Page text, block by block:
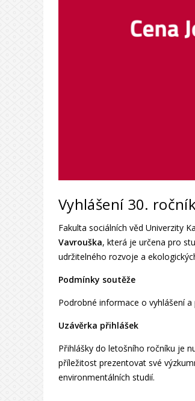
Vyhlášení 30.
Fakulta sociálních věd Univerzity
Vavrouška, která je určena pro
udržitelného rozvoje a
Podmínky soutěže
Podrobné informace o vyhlášení
Uzávěrka přihlášek
Přihlášky do letošního ročníku je
příležitost prezentovat své
environmentálních studií.